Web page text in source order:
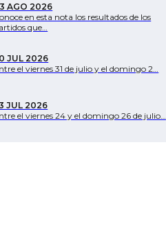
AGO 2026
en esta nota los resultados de los
que…
JUL 2026
el viernes 31 de julio y el domingo 2…
JUL 2026
el viernes 24 y el domingo 26 de julio…